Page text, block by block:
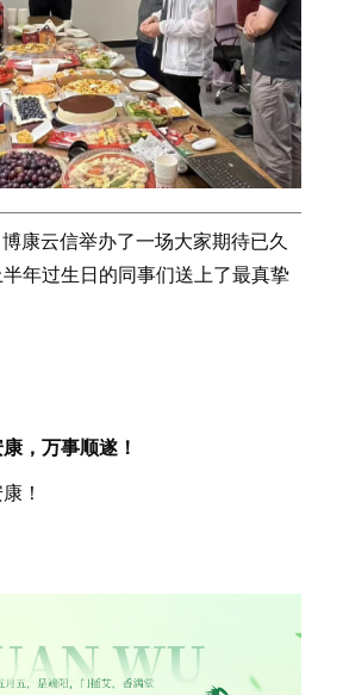
康云信举办了一场大家期待已久
年过生日的同事们送上了最真挚
，万事顺遂！
！